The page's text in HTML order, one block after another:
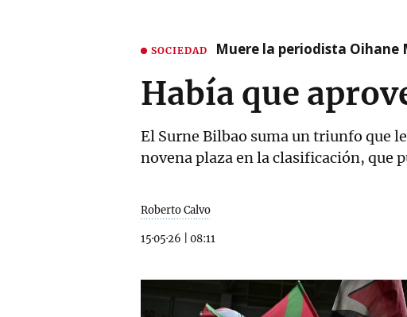
SOCIEDAD Muere la periodista Oihane
Había que
El Surne Bilbao suma un triunfo que
novena plaza en la clasificación, que
Roberto Calvo
15·05·26 08:11